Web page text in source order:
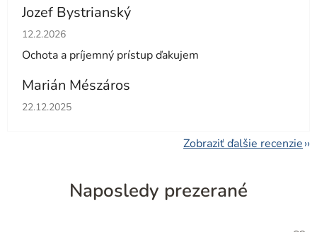
Jozef Bystrianský
Hodnotenie obchodu je 5 z 5 hviezdičiek.
12.2.2026
Ochota a príjemný prístup ďakujem
Marián Mészáros
Hodnotenie obchodu je 5 z 5 hviezdičiek.
22.12.2025
Zobraziť ďalšie recenzie
Naposledy prezerané